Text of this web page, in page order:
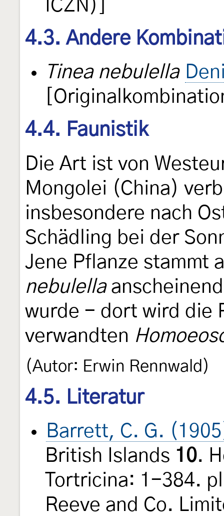
ICZN)]
4.3. Andere
Tinea nebulella
4.4. Faunistik
Die Art ist von
Mongolei (China)
insbesondere nach
Schädling bei der
Jene Pflanze stammt
nebulella
wurde - dort wird die
verwandten
(Autor: Erwin Rennwald)
4.5. Literatur
Barrett, C. G.
British Islands 10.
Tortricina: 1-384.
Reeve and Co.